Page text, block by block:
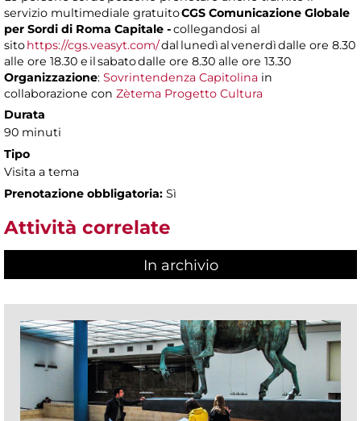
servizio multimediale gratuitoCGS Comunicazione Globale
per Sordi di Roma Capitale -collegandosi al
sitohttps://cgs.veasyt.com/dal lunedì al venerdì dalle ore 8.30
alle ore 18.30 e il sabato dalle ore 8.30 alle ore 13.30
Organizzazione: Sovrintendenza Capitolina in
collaborazione con Zètema Progetto Cultura
Durata
90 minuti
Tipo
Visita a tema
Prenotazione obbligatoria: Sì
Attività correlate
In archivio